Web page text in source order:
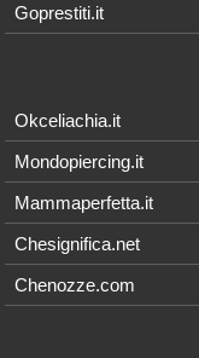
Goprestiti.it
Okceliachia.it
Mondopiercing.it
Mammaperfetta.it
Chesignifica.net
Chenozze.com